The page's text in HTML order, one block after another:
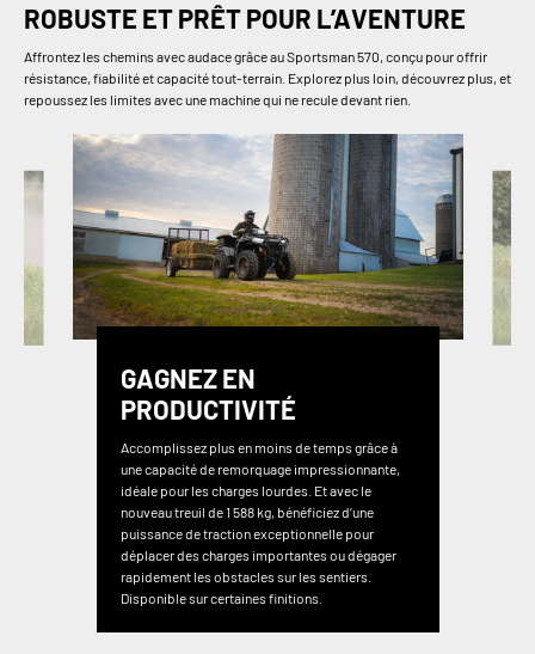
ROBUSTE ET PRÊT POUR L’AVENTURE
Affrontez les chemins avec audace grâce au Sportsman 570, conçu pour offrir
résistance, fiabilité et capacité tout-terrain. Explorez plus loin, découvrez plus, et
repoussez les limites avec une machine qui ne recule devant rien.
GAGNEZ EN
PRODUCTIVITÉ
Accomplissez plus en moins de temps grâce à
une capacité de remorquage impressionnante,
idéale pour les charges lourdes. Et avec le
nouveau treuil de 1 588 kg, bénéficiez d’une
puissance de traction exceptionnelle pour
déplacer des charges importantes ou dégager
rapidement les obstacles sur les sentiers.
Disponible sur certaines finitions.